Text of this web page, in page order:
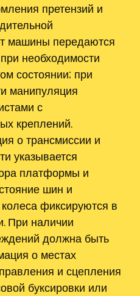
претензий и
машины передаются
необходимости
состоянии; при
манипуляция
с
креплений.
о трансмиссии и
указывается
платформы и
шин и
колеса фиксируются в
При наличии
должна быть
о местах
и сцепления
буксировки или